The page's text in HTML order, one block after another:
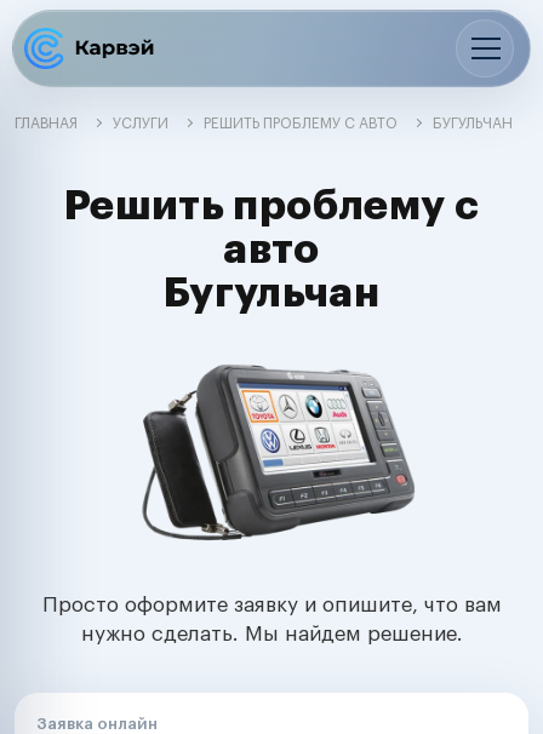
ГЛАВНАЯ УСЛУГИ РЕШИТЬ ПРОБЛЕМУ С АВТО БУГУЛЬЧАН
Решить проблему с
авто
Бугульчан
Просто оформите заявку и опишите, что вам
нужно сделать. Мы найдем решение.
Заявка онлайн